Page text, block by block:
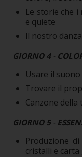
Le storie che
e quiete
Il nostro
GIORNO 4-
Usare il
Trovare il
Canzone della
GIORNO 5-
Produzione
cristalli e carta